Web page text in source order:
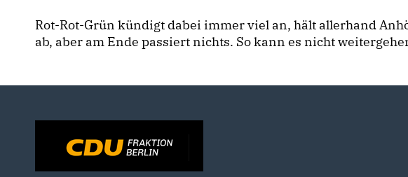
Rot-Rot-Grün kündigt dabei immer viel an, hält allerhand
ab, aber am Ende passiert nichts. So kann es nicht